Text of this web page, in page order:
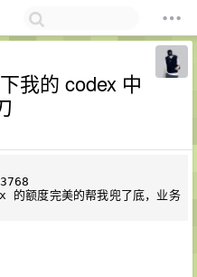
我的 codex 中
额度完美的帮我兜了底，业务